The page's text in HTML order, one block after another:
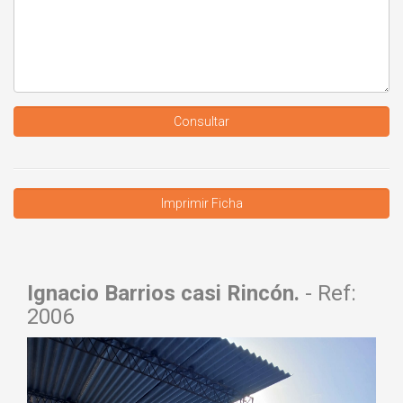
Consultar
Ignacio Barrios casi Rincón. - Ref:
2006